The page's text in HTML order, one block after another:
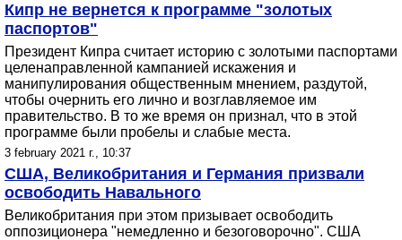
Кипр не вернется к программе "золотых
паспортов"
Президент Кипра считает историю с золотыми паспортами
целенаправленной кампанией искажения и
манипулирования общественным мнением, раздутой,
чтобы очернить его лично и возглавляемое им
правительство. В то же время он признал, что в этой
программе были пробелы и слабые места.
3 february 2021 г., 10:37
США, Великобритания и Германия призвали
освободить Навального
Великобритания при этом призывает освободить
оппозиционера "немедленно и безоговорочно". США